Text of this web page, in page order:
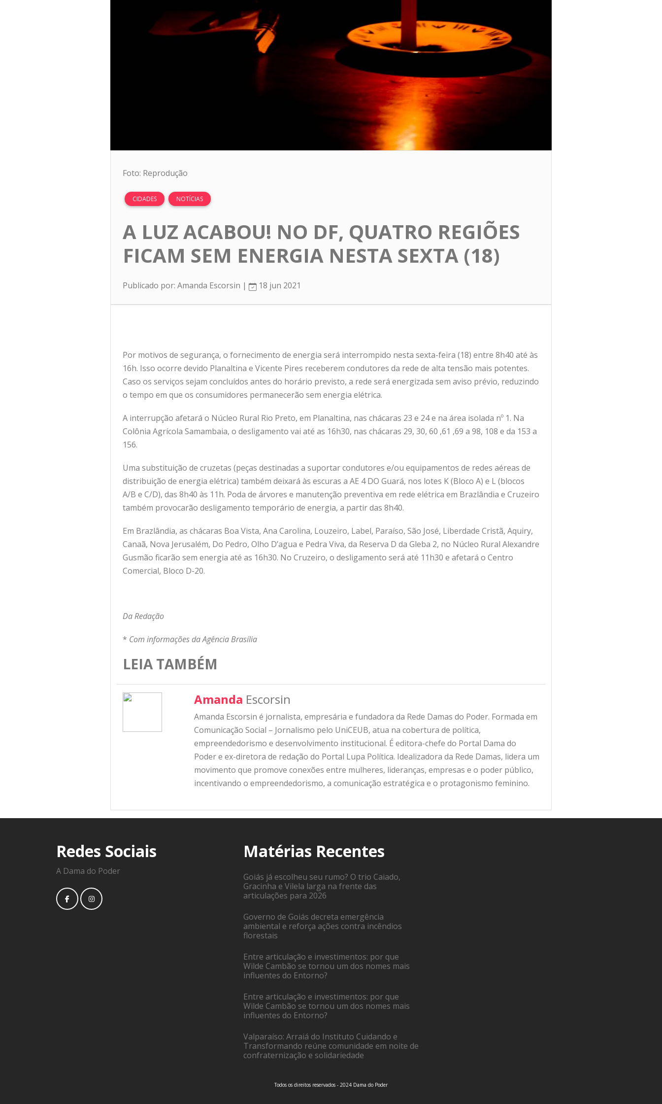
Foto: Reprodução
CIDADES NOTÍCIAS
A LUZ ACABOU! NO DF, QUATRO REGIÕES
FICAM SEM ENERGIA NESTA SEXTA (18)
Publicado por: Amanda Escorsin | 18 jun 2021
Por motivos de segurança, o fornecimento de energia será interrompido nesta sexta-feira (18) entre 8h40 até às
16h. Isso ocorre devido Planaltina e Vicente Pires receberem condutores da rede de alta tensão mais potentes.
Caso os serviços sejam concluídos antes do horário previsto, a rede será energizada sem aviso prévio, reduzindo
o tempo em que os consumidores permanecerão sem energia elétrica.
A interrupção afetará o Núcleo Rural Rio Preto, em Planaltina, nas chácaras 23 e 24 e na área isolada nº 1. Na
Colônia Agrícola Samambaia, o desligamento vai até as 16h30, nas chácaras 29, 30, 60 ,61 ,69 a 98, 108 e da 153 a
156.
Uma substituição de cruzetas (peças destinadas a suportar condutores e/ou equipamentos de redes aéreas de
distribuição de energia elétrica) também deixará às escuras a AE 4 DO Guará, nos lotes K (Bloco A) e L (blocos
A/B e C/D), das 8h40 às 11h. Poda de árvores e manutenção preventiva em rede elétrica em Brazlândia e Cruzeiro
também provocarão desligamento temporário de energia, a partir das 8h40.
Em Brazlândia, as chácaras Boa Vista, Ana Carolina, Louzeiro, Label, Paraíso, São José, Liberdade Cristã, Aquiry,
Canaã, Nova Jerusalém, Do Pedro, Olho D’agua e Pedra Viva, da Reserva D da Gleba 2, no Núcleo Rural Alexandre
Gusmão ficarão sem energia até as 16h30. No Cruzeiro, o desligamento será até 11h30 e afetará o Centro
Comercial, Bloco D-20.
Da Redação
* Com informações da Agência Brasília
LEIA TAMBÉM
Amanda Escorsin
Amanda Escorsin é jornalista, empresária e fundadora da Rede Damas do Poder. Formada em
Comunicação Social – Jornalismo pelo UniCEUB, atua na cobertura de política,
empreendedorismo e desenvolvimento institucional. É editora-chefe do Portal Dama do
Poder e ex-diretora de redação do Portal Lupa Política. Idealizadora da Rede Damas, lidera um
movimento que promove conexões entre mulheres, lideranças, empresas e o poder público,
incentivando o empreendedorismo, a comunicação estratégica e o protagonismo feminino.
Redes Sociais
A Dama do Poder
Matérias Recentes
Goiás já escolheu seu rumo? O trio Caiado,
Gracinha e Vilela larga na frente das
articulações para 2026
Governo de Goiás decreta emergência
ambiental e reforça ações contra incêndios
florestais
Entre articulação e investimentos: por que
Wilde Cambão se tornou um dos nomes mais
influentes do Entorno?
Entre articulação e investimentos: por que
Wilde Cambão se tornou um dos nomes mais
influentes do Entorno?
Valparaíso: Arraiá do Instituto Cuidando e
Transformando reúne comunidade em noite de
confraternização e solidariedade
Todos os direitos reservados - 2024 Dama do Poder